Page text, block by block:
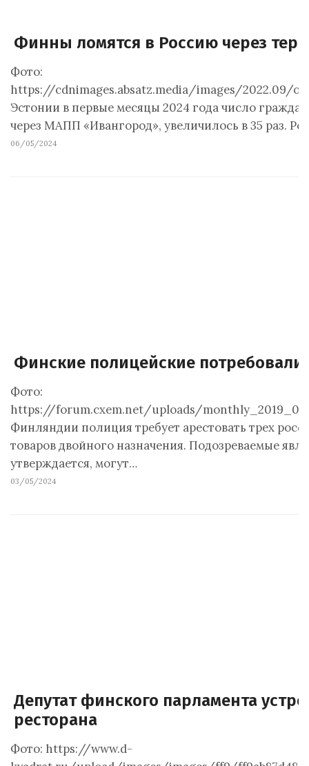
Финны ломятся в Россию через
Фото:
https://cdnimages.absatz.media/images/2022.09/
Эстонии в первые месяцы 2024 года число
через МАПП «Ивангород», увеличилось в 35 раз.
06/05/2024
Финские полицейские потребовали
Фото:
https://forum.cxem.net/uploads/monthly_2019_09/
Финляндии полиция требует арестовать трех
товаров двойного назначения. Подозреваемые
утверждается, могут…
03/05/2024
Депутат финского парламента
ресторана
Фото: https://www.d-